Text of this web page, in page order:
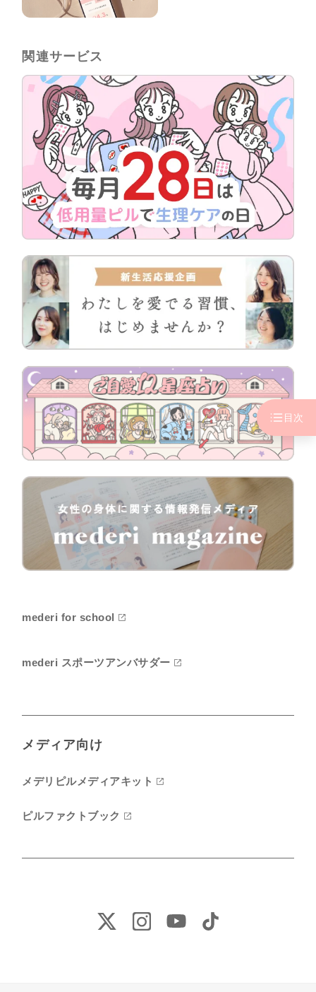
目次
関連サービス
mederi for school
mederi スポーツアンバサダー
メディア向け
メデリピルメディアキット
ピルファクトブック